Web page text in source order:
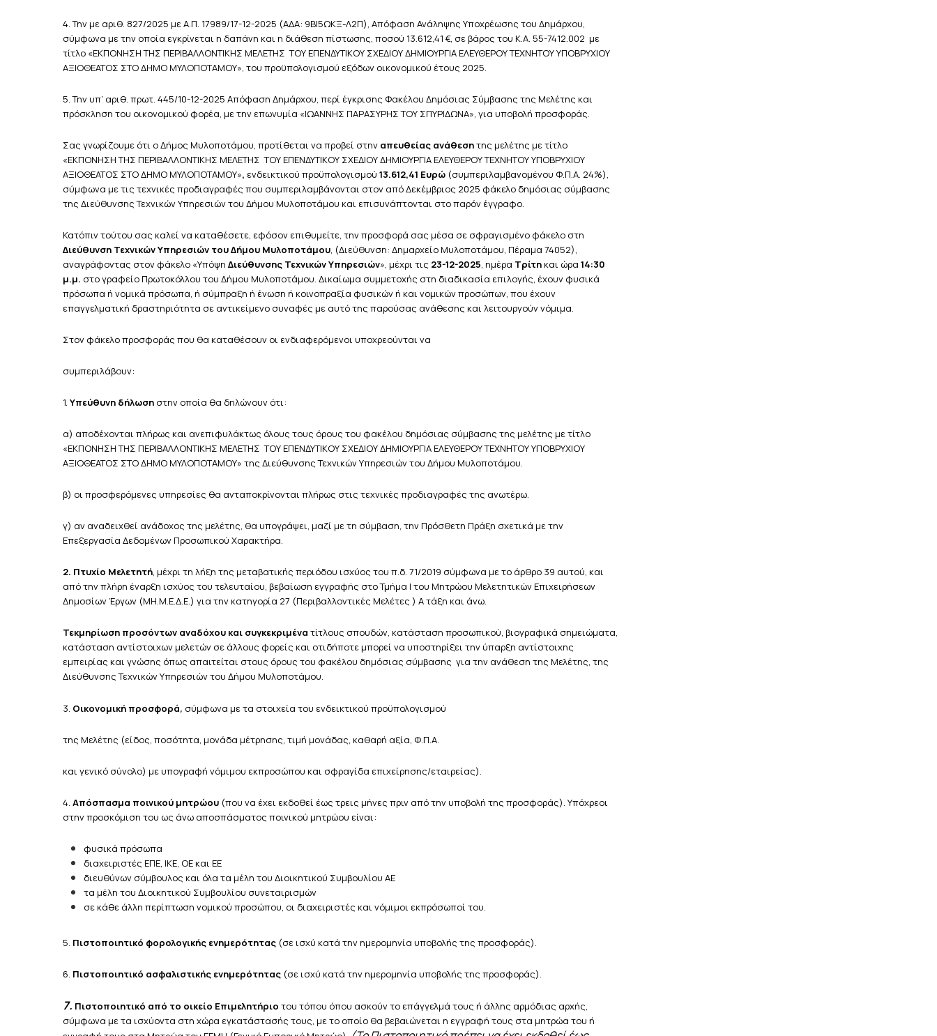
4. Την με αριθ. 827/2025 με Α.Π. 17989/17-12-2025 (ΑΔΑ: 9ΒΙ5ΩΚΞ-Λ2Π), Απόφαση Ανάληψης Υποχρέωσης του Δημάρχου,
σύμφωνα με την οποία εγκρίνεται η δαπάνη και η διάθεση πίστωσης, ποσού 13.612,41 €, σε βάρος του Κ.Α. 55-7412.002 με
τίτλο «ΕΚΠΟΝΗΣΗ ΤΗΣ ΠΕΡΙΒΑΛΛΟΝΤΙΚΗΣ ΜΕΛΕΤΗΣ ΤΟΥ ΕΠΕΝΔΥΤΙΚΟΥ ΣΧΕΔΙΟΥ ΔΗΜΙΟΥΡΓΙΑ ΕΛΕΥΘΕΡΟΥ ΤΕΧΝΗΤΟΥ ΥΠΟΒΡΥΧΙΟΥ
ΑΞΙΟΘΕΑΤΟΣ ΣΤΟ ΔΗΜΟ ΜΥΛΟΠΟΤΑΜΟΥ», του προϋπολογισμού εξόδων οικονομικού έτους 2025.
5. Την υπ’ αριθ. πρωτ. 445/10-12-2025 Απόφαση Δημάρχου, περί έγκρισης Φακέλου Δημόσιας Σύμβασης της Μελέτης και
πρόσκληση του οικονομικού φορέα, με την επωνυμία «ΙΩΑΝΝΗΣ ΠΑΡΑΣΥΡΗΣ ΤΟΥ ΣΠΥΡΙΔΩΝΑ», για υποβολή προσφοράς.
Σας γνωρίζουμε ότι ο Δήμος Μυλοποτάμου, προτίθεται να προβεί στην απευθείας ανάθεσητης μελέτης με τίτλο
«ΕΚΠΟΝΗΣΗ ΤΗΣ ΠΕΡΙΒΑΛΛΟΝΤΙΚΗΣ ΜΕΛΕΤΗΣ ΤΟΥ ΕΠΕΝΔΥΤΙΚΟΥ ΣΧΕΔΙΟΥ ΔΗΜΙΟΥΡΓΙΑ ΕΛΕΥΘΕΡΟΥ ΤΕΧΝΗΤΟΥ ΥΠΟΒΡΥΧΙΟΥ
ΑΞΙΟΘΕΑΤΟΣ ΣΤΟ ΔΗΜΟ ΜΥΛΟΠΟΤΑΜΟΥ», ενδεικτικού προϋπολογισμού 13.612,41 Ευρώ (συμπεριλαμβανομένου Φ.Π.Α. 24%),
σύμφωνα με τις τεχνικές προδιαγραφές που συμπεριλαμβάνονται στον από Δεκέμβριος 2025 φάκελο δημόσιας σύμβασης
της Διεύθυνσης Τεχνικών Υπηρεσιών του Δήμου Μυλοποτάμου και επισυνάπτονται στο παρόν έγγραφο.
Κατόπιν τούτου σας καλεί να καταθέσετε, εφόσον επιθυμείτε, την προσφορά σας μέσα σε σφραγισμένο φάκελο στη
Διεύθυνση Τεχνικών Υπηρεσιών του Δήμου Μυλοποτάμου, (Διεύθυνση: Δημαρχείο Μυλοποτάμου, Πέραμα 74052),
αναγράφοντας στον φάκελο «Υπόψη Διεύθυνσης Τεχνικών Υπηρεσιών», μέχρι τις 23-12-2025, ημέρα Τρίτηκαι ώρα 14:30
μ.μ. στο γραφείο Πρωτοκόλλου του Δήμου Μυλοποτάμου. Δικαίωμα συμμετοχής στη διαδικασία επιλογής, έχουν φυσικά
πρόσωπα ή νομικά πρόσωπα, ή σύμπραξη ή ένωση ή κοινοπραξία φυσικών ή και νομικών προσώπων, που έχουν
επαγγελματική δραστηριότητα σε αντικείμενο συναφές με αυτό της παρούσας ανάθεσης και λειτουργούν νόμιμα.
Στον φάκελο προσφοράς που θα καταθέσουν οι ενδιαφερόμενοι υποχρεούνται να
συμπεριλάβουν:
1. Υπεύθυνη δήλωση στην οποία θα δηλώνουν ότι:
α) αποδέχονται πλήρως και ανεπιφυλάκτως όλους τους όρους του φακέλου δημόσιας σύμβασης της μελέτης με τίτλο
«ΕΚΠΟΝΗΣΗ ΤΗΣ ΠΕΡΙΒΑΛΛΟΝΤΙΚΗΣ ΜΕΛΕΤΗΣ ΤΟΥ ΕΠΕΝΔΥΤΙΚΟΥ ΣΧΕΔΙΟΥ ΔΗΜΙΟΥΡΓΙΑ ΕΛΕΥΘΕΡΟΥ ΤΕΧΝΗΤΟΥ ΥΠΟΒΡΥΧΙΟΥ
ΑΞΙΟΘΕΑΤΟΣ ΣΤΟ ΔΗΜΟ ΜΥΛΟΠΟΤΑΜΟΥ» της Διεύθυνσης Τεχνικών Υπηρεσιών του Δήμου Μυλοποτάμου.
β) οι προσφερόμενες υπηρεσίες θα ανταποκρίνονται πλήρως στις τεχνικές προδιαγραφές της ανωτέρω.
γ) αν αναδειχθεί ανάδοχος της μελέτης, θα υπογράψει, μαζί με τη σύμβαση, την Πρόσθετη Πράξη σχετικά με την
Επεξεργασία Δεδομένων Προσωπικού Χαρακτήρα.
2. Πτυχίο Μελετητή, μέχρι τη λήξη της μεταβατικής περιόδου ισχύος του π.δ. 71/2019 σύμφωνα με το άρθρο 39 αυτού, και
από την πλήρη έναρξη ισχύος του τελευταίου, βεβαίωση εγγραφής στο Τμήμα Ι του Μητρώου Μελετητικών Επιχειρήσεων
Δημοσίων Έργων (ΜΗ.Μ.Ε.Δ.Ε.) για την κατηγορία 27 (Περιβαλλοντικές Μελέτες ) Α τάξη και άνω.
Τεκμηρίωση προσόντων αναδόχου και συγκεκριμένα τίτλους σπουδών, κατάσταση προσωπικού, βιογραφικά σημειώματα,
κατάσταση αντίστοιχων μελετών σε άλλους φορείς και οτιδήποτε μπορεί να υποστηρίξει την ύπαρξη αντίστοιχης
εμπειρίας και γνώσης όπως απαιτείται στους όρους του φακέλου δημόσιας σύμβασης για την ανάθεση της Μελέτης, της
Διεύθυνσης Τεχνικών Υπηρεσιών του Δήμου Μυλοποτάμου.
3. Οικονομική προσφορά, σύμφωνα με τα στοιχεία του ενδεικτικού προϋπολογισμού
της Μελέτης (είδος, ποσότητα, μονάδα μέτρησης, τιμή μονάδας, καθαρή αξία, Φ.Π.Α.
και γενικό σύνολο) με υπογραφή νόμιμου εκπροσώπου και σφραγίδα επιχείρησης/εταιρείας).
4. Απόσπασμα ποινικού μητρώου (που να έχει εκδοθεί έως τρεις μήνες πριν από την υποβολή της προσφοράς). Υπόχρεοι
στην προσκόμιση του ως άνω αποσπάσματος ποινικού μητρώου είναι:
φυσικά πρόσωπα
διαχειριστές ΕΠΕ, ΙΚΕ, ΟΕ και ΕΕ
διευθύνων σύμβουλος και όλα τα μέλη του Διοικητικού Συμβουλίου ΑΕ
τα μέλη του Διοικητικού Συμβουλίου συνεταιρισμών
σε κάθε άλλη περίπτωση νομικού προσώπου, οι διαχειριστές και νόμιμοι εκπρόσωποί του.
5. Πιστοποιητικό φορολογικής ενημερότητας (σε ισχύ κατά την ημερομηνία υποβολής της προσφοράς).
6. Πιστοποιητικό ασφαλιστικής ενημερότητας (σε ισχύ κατά την ημερομηνία υποβολής της προσφοράς).
7. Πιστοποιητικό από το οικείο Επιμελητήριο του τόπου όπου ασκούν το επάγγελμά τους ή άλλης αρμόδιας αρχής,
σύμφωνα με τα ισχύοντα στη χώρα εγκατάστασής τους, με το οποίο θα βεβαιώνεται η εγγραφή τους στα μητρώα του ή